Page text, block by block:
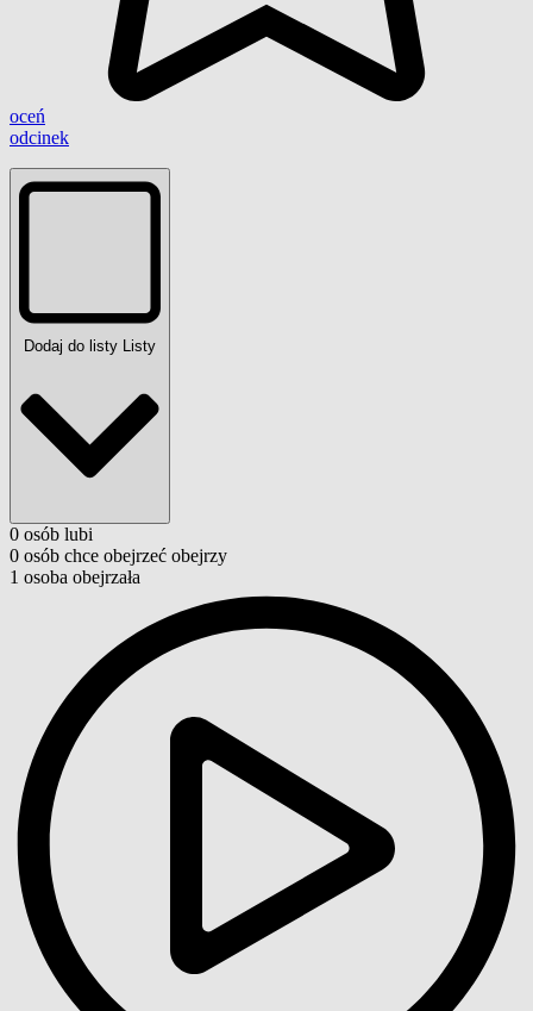
oceń
odcinek
Dodaj do listy Listy
0 osób lubi
0 osób chce obejrzeć obejrzy
1 osoba obejrzała